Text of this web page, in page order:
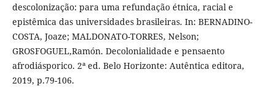
descolonização: para uma refundação étnica, racial e
epistêmica das universidades brasileiras. In: BERNADINO-
COSTA, Joaze; MALDONATO-TORRES, Nelson;
GROSFOGUEL,Ramón. Decolonialidade e pensaento
afrodiásporico. 2ª ed. Belo Horizonte: Autêntica editora,
2019, p.79-106.